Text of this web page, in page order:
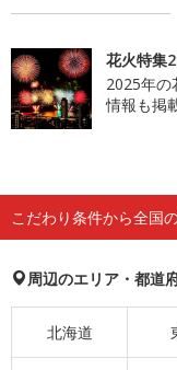
花火特集
2025年の
情報も掲
こだわり条件から全国
周辺のエリア・都道
北海道